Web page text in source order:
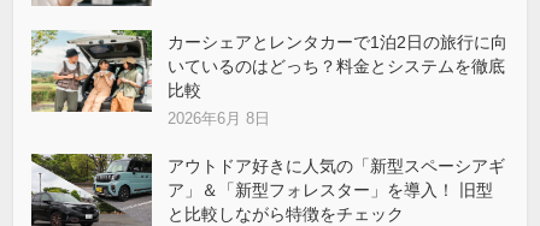
カーシェアとレンタカーで1泊2日の旅行に向
いているのはどっち？料金とシステムを徹底
比較
2026年6月 8日
アウトドア好きに人気の「新型スペーシアギ
ア」＆「新型フォレスター」を導入！ 旧型
と比較しながら特徴をチェック